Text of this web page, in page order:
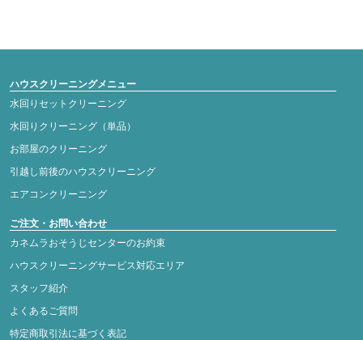
ハウスクリーニングメニュー
水回りセットクリーニング
水回りクリーニング（単品）
お部屋のクリーニング
引越し前後のハウスクリーニング
エアコンクリーニング
ご注文・お問い合わせ
カネムラおそうじセンターのお約束
ハウスクリーニングサービス対応エリア
スタッフ紹介
よくあるご質問
特定商取引法に基づく表記